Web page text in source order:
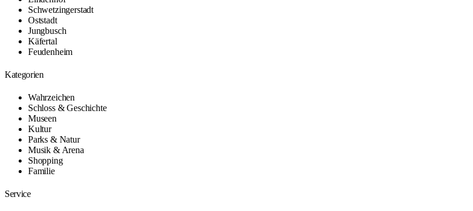
Schwetzingerstadt
Oststadt
Jungbusch
Käfertal
Feudenheim
Kategorien
Wahrzeichen
Schloss & Geschichte
Museen
Kultur
Parks & Natur
Musik & Arena
Shopping
Familie
Service